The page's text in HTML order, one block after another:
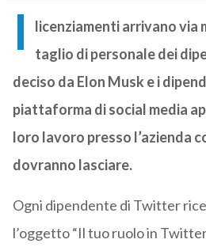
I
licenziamenti arrivano via
taglio di personale dei
deciso da Elon Musk e i
piattaforma di social media
loro lavoro presso l’azienda
dovranno lasciare.
Ogni dipendente di Twitter
l’oggetto “Il tuo ruolo in